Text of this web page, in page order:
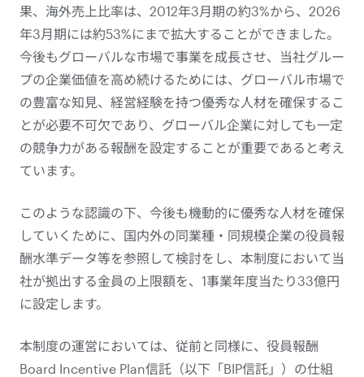
果、海外売上比率は、2012年3月期の約3%から、2026
年3月期には約53%にまで拡大することができました。
今後もグローバルな市場で事業を成長させ、当社グルー
プの企業価値を高め続けるためには、グローバル市場で
の豊富な知見、経営経験を持つ優秀な人材を確保するこ
とが必要不可欠であり、グローバル企業に対しても一定
の競争力がある報酬を設定することが重要であると考え
ています。
このような認識の下、今後も機動的に優秀な人材を確保
していくために、国内外の同業種・同規模企業の役員報
酬⽔準データ等を参照して検討をし、本制度において当
社が拠出する金員の上限額を、1事業年度当たり33億円
に設定します。
本制度の運営においては、従前と同様に、役員報酬
Board Incentive Plan信託（以下「BIP信託」）の仕組